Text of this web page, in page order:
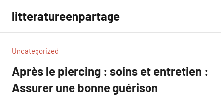
contenu
litteratureenpartage
Uncategorized
Après le piercing : soins et entretien :
Assurer une bonne guérison